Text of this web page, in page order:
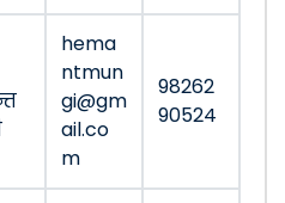
hema
ntmun
gi@gm
ail.co
m
98262
90524